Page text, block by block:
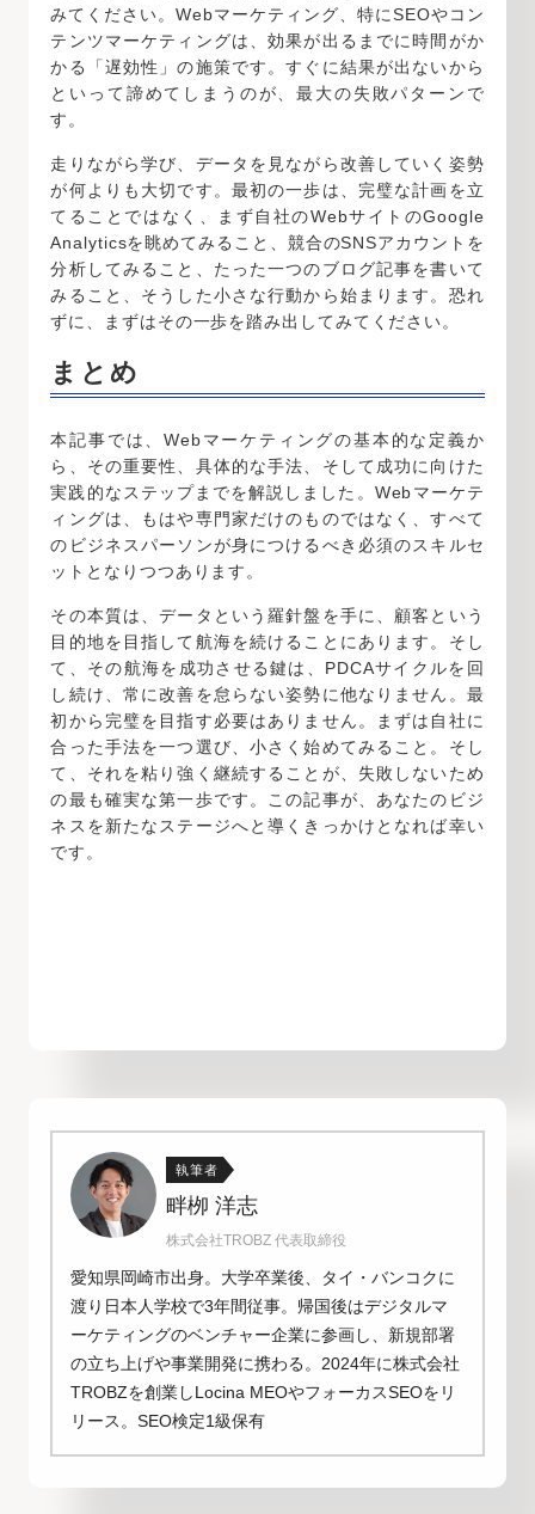
みてください。Webマーケティング、特にSEOやコン
テンツマーケティングは、効果が出るまでに時間がか
かる「遅効性」の施策です。すぐに結果が出ないから
といって諦めてしまうのが、最大の失敗パターンで
す。
走りながら学び、データを見ながら改善していく姿勢
が何よりも大切です。最初の一歩は、完璧な計画を立
てることではなく、まず自社のWebサイトのGoogle
Analyticsを眺めてみること、競合のSNSアカウントを
分析してみること、たった一つのブログ記事を書いて
みること、そうした小さな行動から始まります。恐れ
ずに、まずはその一歩を踏み出してみてください。
まとめ
本記事では、Webマーケティングの基本的な定義か
ら、その重要性、具体的な手法、そして成功に向けた
実践的なステップまでを解説しました。Webマーケテ
ィングは、もはや専門家だけのものではなく、すべて
のビジネスパーソンが身につけるべき必須のスキルセ
ットとなりつつあります。
その本質は、データという羅針盤を手に、顧客という
目的地を目指して航海を続けることにあります。そし
て、その航海を成功させる鍵は、PDCAサイクルを回
し続け、常に改善を怠らない姿勢に他なりません。最
初から完璧を目指す必要はありません。まずは自社に
合った手法を一つ選び、小さく始めてみること。そし
て、それを粘り強く継続することが、失敗しないため
の最も確実な第一歩です。この記事が、あなたのビジ
ネスを新たなステージへと導くきっかけとなれば幸い
です。
執筆者
畔栁 洋志
株式会社TROBZ 代表取締役
愛知県岡崎市出身。大学卒業後、タイ・バンコクに
渡り日本人学校で3年間従事。帰国後はデジタルマ
ーケティングのベンチャー企業に参画し、新規部署
の立ち上げや事業開発に携わる。2024年に株式会社
TROBZを創業しLocina MEOやフォーカスSEOをリ
リース。SEO検定1級保有